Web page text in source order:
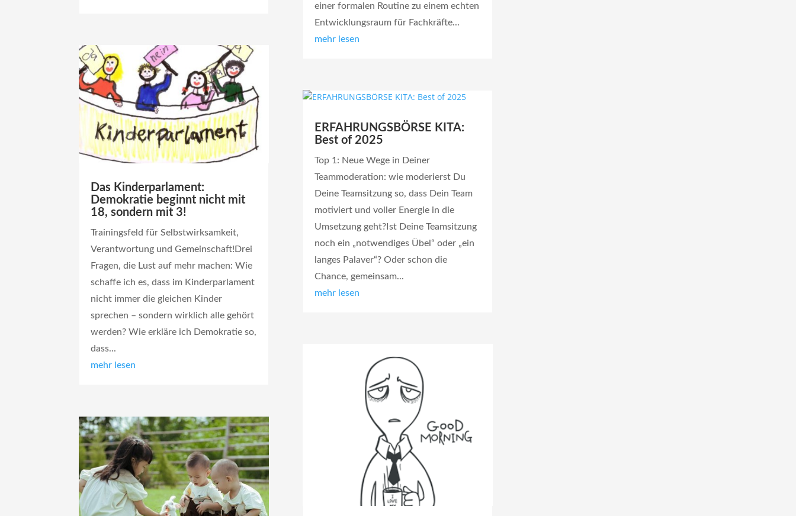
Das Kinderparlament:
Demokratie beginnt nicht mit
18, sondern mit 3!
Trainingsfeld für Selbstwirksamkeit,
Verantwortung und Gemeinschaft!Drei
Fragen, die Lust auf mehr machen: Wie
schaffe ich es, dass im Kinderparlament
nicht immer die gleichen Kinder
sprechen – sondern wirklich alle gehört
werden? Wie erkläre ich Demokratie so,
dass...
mehr lesen
einer formalen Routine zu einem echten
Entwicklungsraum für Fachkräfte...
mehr lesen
ERFAHRUNGSBÖRSE KITA:
Best of 2025
Top 1: Neue Wege in Deiner
Teammoderation: wie moderierst Du
Deine Teamsitzung so, dass Dein Team
motiviert und voller Energie in die
Umsetzung geht?Ist Deine Teamsitzung
noch ein „notwendiges Übel“ oder „ein
langes Palaver“? Oder schon die
Chance, gemeinsam...
mehr lesen